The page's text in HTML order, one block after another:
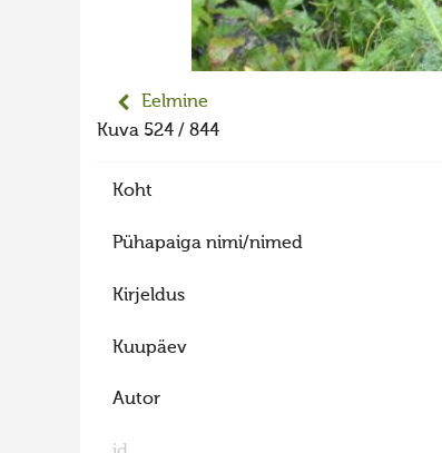
Eelmine
Kuva 524 / 844
Koht
Pühapaiga nimi/nimed
Kirjeldus
Kuupäev
Autor